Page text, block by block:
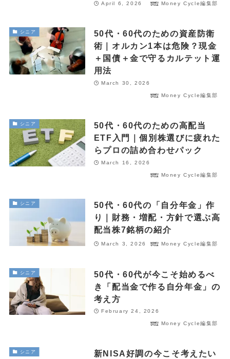
April 13, 2026 シニア
50代・60代の物価高対策｜株主優待で食費と日用品を賢く浮かせ
る活用術
October 1, 2024 お金
【失敗しない】FIRE達成に必要な金額はいくら？リアルな目標額
と「4%ルール」の落とし穴を解説
【2025年最新版】「103万円の壁」は「160万円の壁」へ！どう
変わる？パート・主婦必見、税金と社会保険の賢い働き方完全ガ
イド
MONEY CYCLEについて
広告掲載について
お問い合わせ
April 6, 2026 Money Cycle編集部
シニア
50代・60代のための資産防衛
術｜オルカン1本は危険？現金
＋国債＋金で守るカルテット運
用法
March 30, 2026
Money Cycle編集部
シニア
50代・60代のための高配当
ETF入門｜個別株選びに疲れた
らプロの詰め合わせパック
March 16, 2026
Money Cycle編集部
シニア
50代・60代の「自分年金」作
り｜財務・増配・方針で選ぶ高
配当株7銘柄の紹介
March 3, 2026 Money Cycle編集部
シニア
50代・60代が今こそ始めるべ
き「配当金で作る自分年金」の
考え方
February 24, 2026
Money Cycle編集部
シニア
新NISA好調の今こそ考えたい